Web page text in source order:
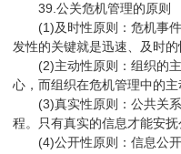
39.公关危机管理的原则
(1)及时性原则：危机事件
发性的关键就是迅速、及时的
(2)主动性原则：组织的主
心，而组织在危机管理中的
(3)真实性原则：公共关系
程。只有真实的信息才能安抚
(4)公开性原则：信息公开